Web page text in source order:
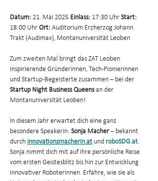
Datum: 21. Mai 2025 Einlass: 17:30 Uhr Start:
18:00 Uhr Ort: Auditorium Erzherzog Johann
Trakt (Audimax), Montanuniversität Leoben
Zum zweiten Mal bringt das ZAT Leoben
inspirierende Gründerinnen, Tech-Pionierinnen
und Startup-Begeisterte zusammen – bei der
Startup Night Business Queens an der
Montanuniversität Leoben!
In diesem Jahr erwartet dich eine ganz
besondere Speakerin: Sonja Macher – bekannt
durch innovationsmacherin.at und roboSDG.at.
Sonja nimmt dich mit auf ihre persönliche Reise
vom ersten Geistesblitz bis hin zur Entwicklung
innovativer Roboterinnen. Erfahre, wie sie als